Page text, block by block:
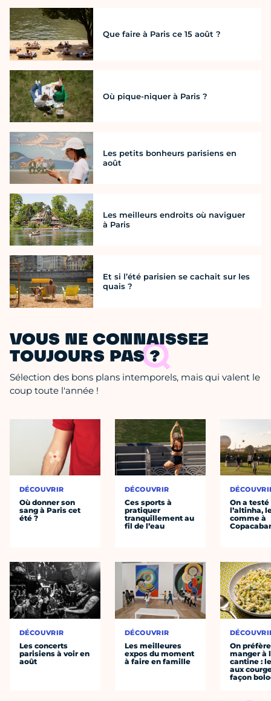
Que faire à Paris ce 15 août ?
Où pique-niquer à Paris ?
Les petits bonheurs parisiens en
août
Les meilleurs endroits où naviguer
à Paris
Et si l’été parisien se cachait sur les
quais ?
VOUS NE CONNAISSEZ
TOUJOURS PAS ?
Sélection des bons plans intemporels, mais qui valent le
coup toute l'année !
DÉCOUVRIR
Où donner son
sang à Paris cet
été ?
DÉCOUVRIR
Les concerts
parisiens à voir en
août
DÉCOUVRIR
Ces sports à
pratiquer
tranquillement au
fil de l’eau
DÉCOUVRIR
Les meilleures
expos du moment
à faire en famille
On a testé
l’altinha,
comme à
On préfère
manger à
cantine :
aux
façon